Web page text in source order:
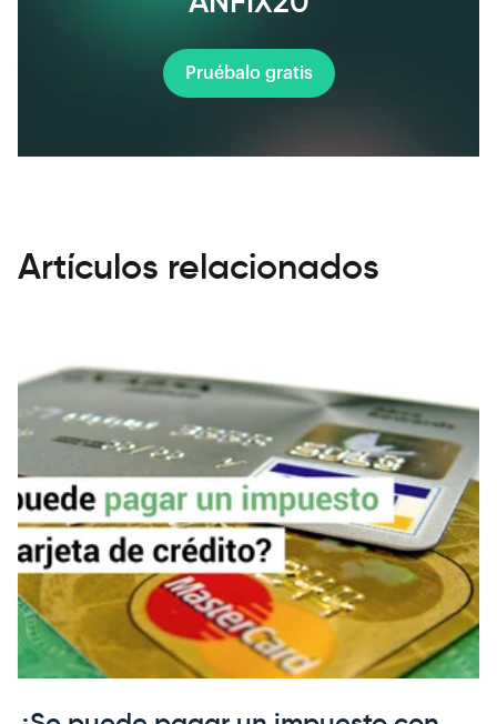
Pruébalo gratis
Artículos relacionados